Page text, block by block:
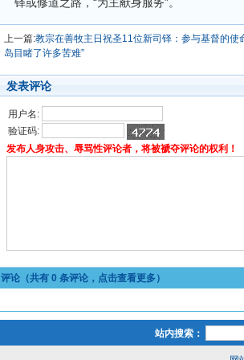
上一篇:教宗在善牧主日祝圣11位新司铎：参与基督的使
岛目睹了许多苦难”
发表评论
用户名:
验证码:
发布人身攻击、辱骂性评论者，将被褫夺评论的权利！
评论（共有 0 条评论，点击查看更多）
站内搜索：